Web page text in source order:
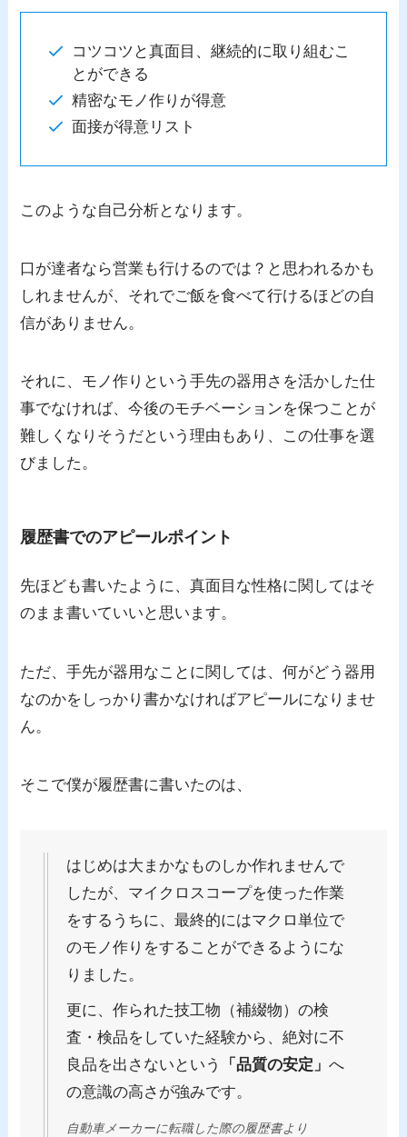
コツコツと真面目、継続的に取り組むこ
とができる
精密なモノ作りが得意
面接が得意リスト
このような自己分析となります。
口が達者なら営業も行けるのでは？と思われるかも
しれませんが、それでご飯を食べて行けるほどの自
信がありません。
それに、モノ作りという手先の器用さを活かした仕
事でなければ、今後のモチベーションを保つことが
難しくなりそうだという理由もあり、この仕事を選
びました。
履歴書でのアピールポイント
先ほども書いたように、真面目な性格に関してはそ
のまま書いていいと思います。
ただ、手先が器用なことに関しては、何がどう器用
なのかをしっかり書かなければアピールになりませ
ん。
そこで僕が履歴書に書いたのは、
はじめは大まかなものしか作れませんで
したが、マイクロスコープを使った作業
をするうちに、最終的にはマクロ単位で
のモノ作りをすることができるようにな
りました。
更に、作られた技工物（補綴物）の検
査・検品をしていた経験から、絶対に不
良品を出さないという
「品質の安定」へ
の意識の高さが強みです。
自動車メーカーに転職した際の履歴書より